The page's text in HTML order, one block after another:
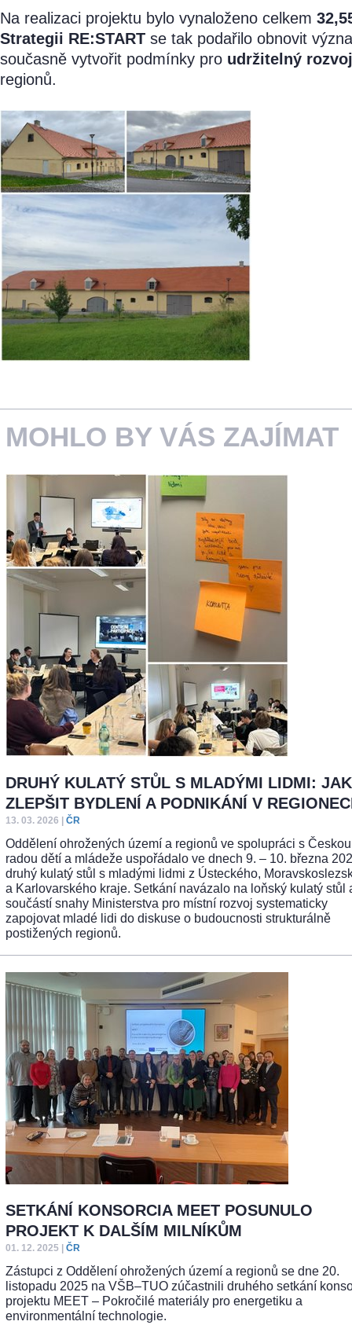
Na realizaci projektu bylo vynaloženo celkem
Strategii RE:START se tak podařilo obnovit
současně vytvořit podmínky pro udržitelný
MOHLO BY VÁS ZAJÍMAT
DRUHÝ KULATÝ STŮL S MLADÝMI LIDMI: JAK
ZLEPŠIT BYDLENÍ A PODNIKÁNÍ V
13. 03. 2026 ČR
Oddělení ohrožených území a regionů ve spolupráci s Českou
radou dětí a mládeže uspořádalo ve dnech 9. – 10. března
druhý kulatý stůl s mladými lidmi z Ústeckého,
a Karlovarského kraje. Setkání navázalo na loňský kulatý stůl
součástí snahy Ministerstva pro místní rozvoj systematicky
zapojovat mladé lidi do diskuse o budoucnosti strukturálně
postižených regionů.
SETKÁNÍ KONSORCIA MEET POSUNULO
PROJEKT K DALŠÍM MILNÍKŮM
01. 12. 2025 ČR
Zástupci z Oddělení ohrožených území a regionů se dne 20.
listopadu 2025 na VŠB–TUO zúčastnili druhého setkání
projektu MEET – Pokročilé materiály pro energetiku a
environmentální technologie.